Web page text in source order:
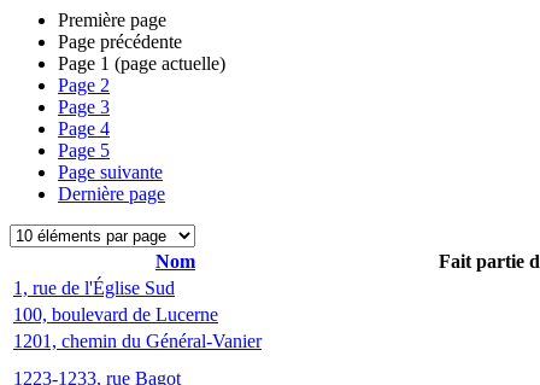
Première page
Page précédente
Page 1 (page actuelle)
Page 2
Page 3
Page 4
Page 5
Page suivante
Dernière page
Nom
Fait partie
1, rue de l'Église Sud
100, boulevard de Lucerne
1201, chemin du Général-Vanier
1223-1233, rue Bagot